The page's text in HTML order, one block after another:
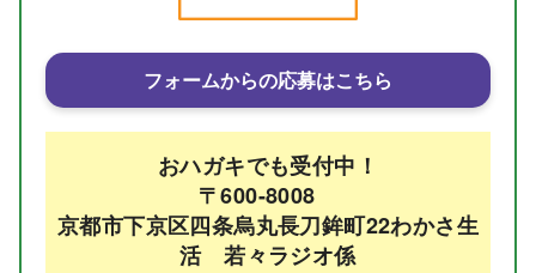
フォームからの応募はこちら
おハガキでも受付中！
〒600-8008
京都市下京区四条烏丸長刀鉾町22わかさ生
活 若々ラジオ係